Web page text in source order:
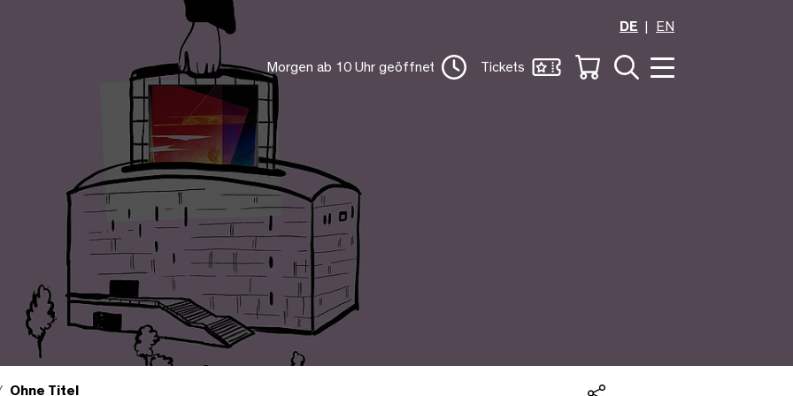
DE
EN
Morgen ab 10 Uhr geöffnet Tickets
Ohne Titel